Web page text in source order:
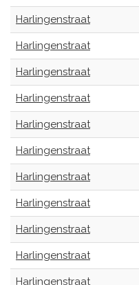
Harlingenstraat
Harlingenstraat
Harlingenstraat
Harlingenstraat
Harlingenstraat
Harlingenstraat
Harlingenstraat
Harlingenstraat
Harlingenstraat
Harlingenstraat
Harlingenstraat